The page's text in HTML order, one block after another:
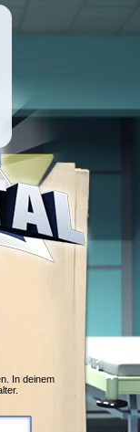
In deinem